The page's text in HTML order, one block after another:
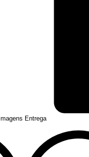
Imagens Entrega